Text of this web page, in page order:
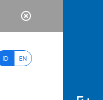
ID EN